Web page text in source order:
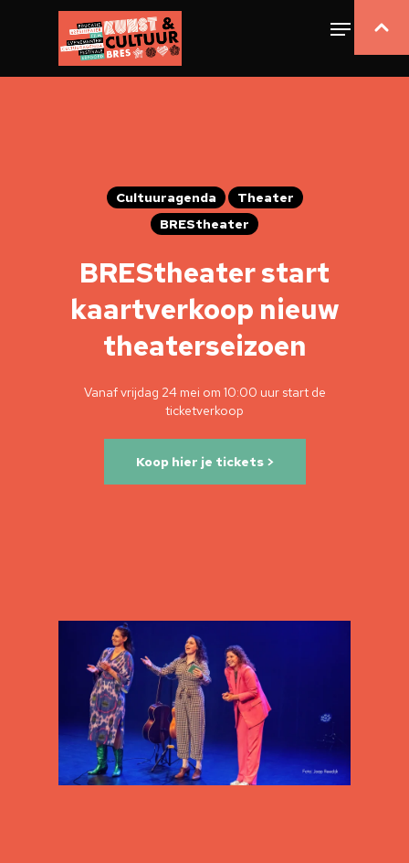
Cultuuragenda
Theater
BREStheater
BREStheater start
kaartverkoop nieuw
theaterseizoen
Vanaf vrijdag 24 mei om 10:00 uur start de
ticketverkoop
Koop hier je tickets >